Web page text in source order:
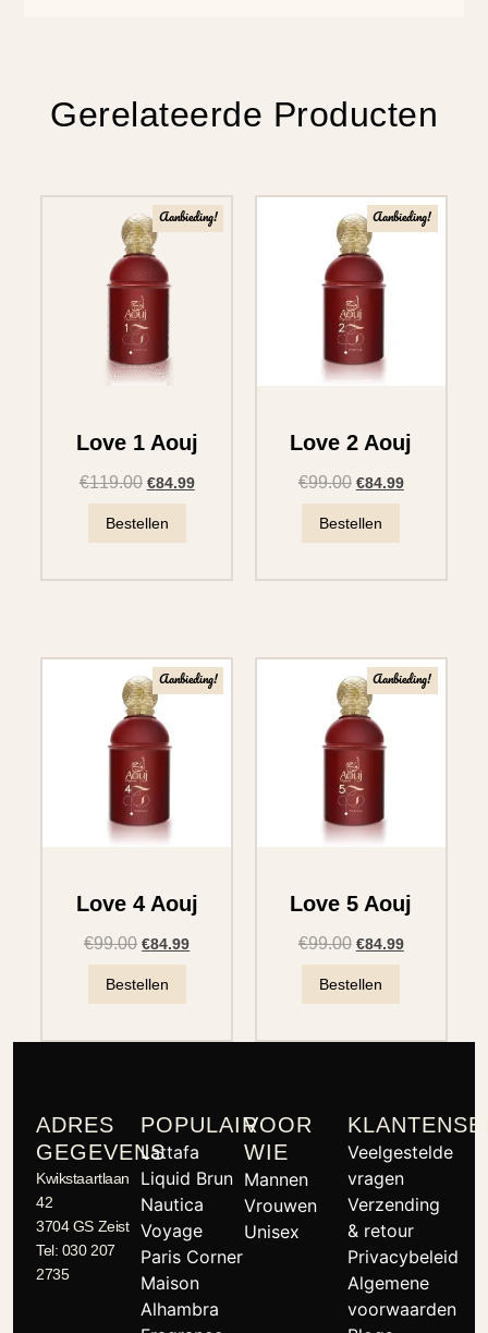
Gerelateerde Producten
Aanbieding!
Love 1 Aouj
€119.00 €84.99
Bestellen
Aanbieding!
Love 2 Aouj
€99.00 €84.99
Bestellen
Aanbieding!
Love 4 Aouj
€99.00 €84.99
Bestellen
Aanbieding!
Love 5 Aouj
€99.00 €84.99
Bestellen
ADRES
GEGEVENS
Kwikstaartlaan
42
3704 GS Zeist
Tel: 030 207
2735
POPULAIR
Lattafa
Liquid Brun
Nautica
Voyage
Paris Corner
Maison
Alhambra
VOOR
WIE
Mannen
Vrouwen
Unisex
Veelgestelde
vragen
Verzending
& retour
Privacybeleid
Algemene
voorwaarden